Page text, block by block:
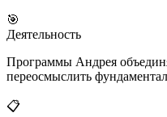
🎯
Деятельность
Программы Андрея
переосмыслить
📋